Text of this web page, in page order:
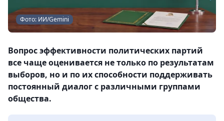
Фото: ИИ/Gemini
Вопрос эффективности политических партий
все чаще оценивается не только по результатам
выборов, но и по их способности поддерживать
постоянный диалог с различными группами
общества.